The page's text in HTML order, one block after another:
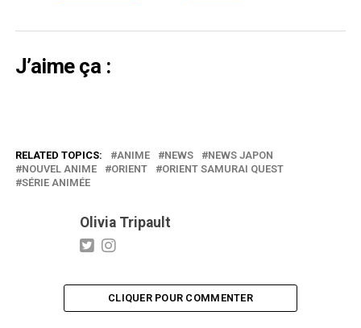
J’aime ça :
RELATED TOPICS: ANIME NEWS
NEWS JAPON
NOUVEL ANIME
ORIENT
ORIENT SAMURAI QUEST
SÉRIE ANIMÉE
Olivia Tripault
CLIQUER POUR COMMENTER